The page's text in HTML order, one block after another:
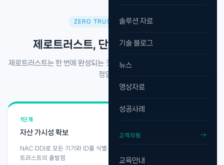
솔루션 자료
기술 블로그
뉴스
영상자료
성공사례
고객지원
교육안내
ZERO TRUST ROADMAP
제로트러스트, 단계별로 구현합니다
제로트러스트는 한 번에 완성되는 것이 아니라 단계적으로 성숙시키는 여
정입니다.
1단계
자산 가시성 확보
NAC·DDI로 모든 기기와 ID를 식별·분류. "무엇이 접속하는지" 파악이 제로
트러스트의 출발점